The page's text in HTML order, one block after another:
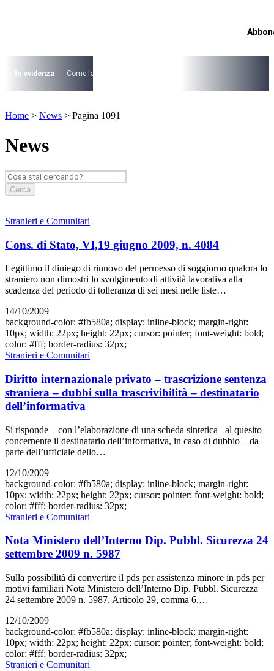
I più cercati
Lorem ipsum dolor sit amet consectetur
In evidenza Come fare per …
Lorem ipsum dolor sit amet consectetur
Home > News > Pagina 1091
News
Cerca
Stranieri e Comunitari
Cons. di Stato, VI,19 giugno 2009, n. 4084
Legittimo il diniego di rinnovo del permesso di soggiorno qualora lo
straniero non dimostri lo svolgimento di attività lavorativa alla
scadenza del periodo di tolleranza di sei mesi nelle liste…
14/10/2009
background-color: #fb580a; display: inline-block; margin-right:
10px; width: 22px; height: 22px; cursor: pointer; font-weight: bold;
color: #fff; border-radius: 32px;
Stranieri e Comunitari
Diritto internazionale privato – trascrizione sentenza
straniera – dubbi sulla trascrivibilità – destinatario
dell’informativa
Si risponde – con l’elaborazione di una scheda sintetica –al quesito
concernente il destinatario dell’informativa, in caso di dubbio – da
parte dell’ufficiale dello…
12/10/2009
background-color: #fb580a; display: inline-block; margin-right:
10px; width: 22px; height: 22px; cursor: pointer; font-weight: bold;
color: #fff; border-radius: 32px;
Stranieri e Comunitari
Nota Ministero dell’Interno Dip. Pubbl. Sicurezza 24
settembre 2009 n. 5987
Sulla possibilità di convertire il pds per assistenza minore in pds per
motivi familiari Nota Ministero dell’Interno Dip. Pubbl. Sicurezza
24 settembre 2009 n. 5987, Articolo 29, comma 6,…
12/10/2009
background-color: #fb580a; display: inline-block; margin-right:
10px; width: 22px; height: 22px; cursor: pointer; font-weight: bold;
color: #fff; border-radius: 32px;
Stranieri e Comunitari